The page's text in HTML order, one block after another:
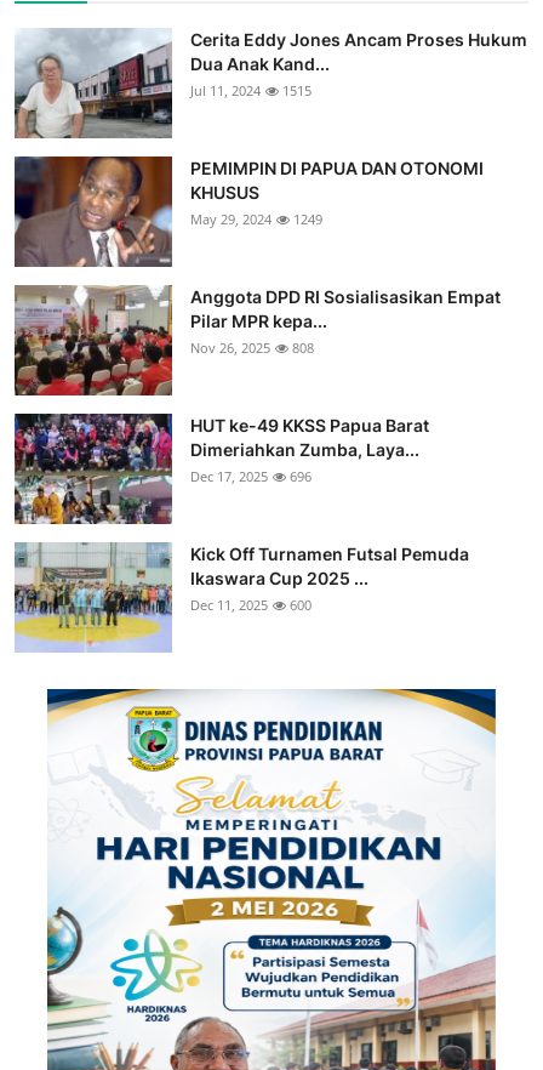
Cerita Eddy Jones Ancam Proses Hukum
Dua Anak Kand...
Jul 11, 2024 1515
PEMIMPIN DI PAPUA DAN OTONOMI
KHUSUS
May 29, 2024 1249
Anggota DPD RI Sosialisasikan Empat
Pilar MPR kepa...
Nov 26, 2025 808
HUT ke-49 KKSS Papua Barat
Dimeriahkan Zumba, Laya...
Dec 17, 2025 696
Kick Off Turnamen Futsal Pemuda
Ikaswara Cup 2025 ...
Dec 11, 2025 600